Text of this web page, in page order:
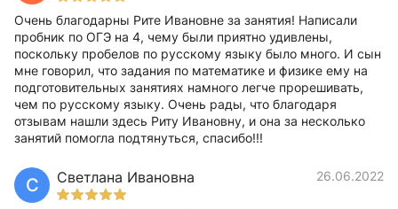
Очень благодарны Рите Ивановне за занятия! Написали
пробник по ОГЭ на 4, чему были приятно удивлены,
поскольку пробелов по русскому языку было много. И сын
мне говорил, что задания по математике и физике ему на
подготовительных занятиях намного легче прорешивать,
чем по русскому языку. Очень рады, что благодаря
отзывам нашли здесь Риту Ивановну, и она за несколько
занятий помогла подтянуться, спасибо!!!
С Светлана Ивановна 26.06.2022